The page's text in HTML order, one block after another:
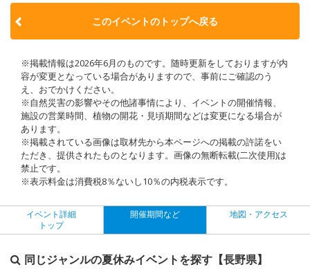
このイベントのトップへ戻る
※掲載情報は2026年6月のものです。随時更新をしておりますが内
容が変更となっている場合がありますので、事前にご確認のう
え、おでかけください。
※自然災害の影響やその他諸事情により、イベントの開催情報、
施設の営業時間、植物の開花・見頃期間などは変更になる場合が
あります。
※掲載されている画像は取材先から本ページへの掲載の許諾をい
ただき、提供されたものとなります。画像の無断転載(二次使用)は
禁止です。
※表示料金は消費税8％ないし10％の内税表示です。
イベント詳細
トップ
開催期間など 地図・アクセス
同じジャンルの夏休みイベントを探す【長野県】